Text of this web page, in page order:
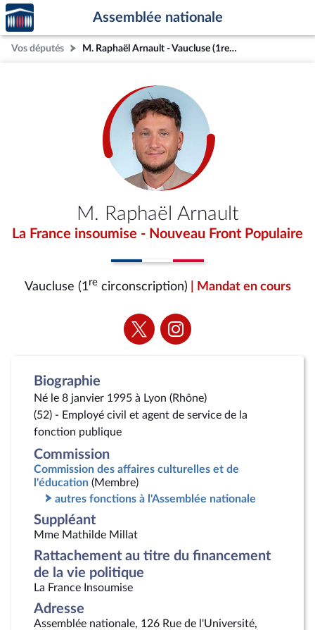
Aller au contenu
Aller en bas de la page
Accèder
à la
page
d'accueil
Assemblée nationale
Vos députés M. Raphaël Arnault - Vaucluse (1re circonscription)
M. Raphaël Arnault
La France insoumise - Nouveau Front Populaire
Vaucluse (1recirconscription) | Mandat en cours
Voir
la
Voir
la
Biographie
Né le 8 janvier 1995 à Lyon (Rhône)
(52) - Employé civil et agent de service de la
fonction publique
Commission
Commission des affaires culturelles et de
l'éducation (Membre)
autres fonctions à l'Assemblée nationale
Suppléant
Mme Mathilde Millat
Rattachement au titre du financement
de la vie politique
La France Insoumise
Adresse
Assemblée nationale, 126 Rue de l'Université,